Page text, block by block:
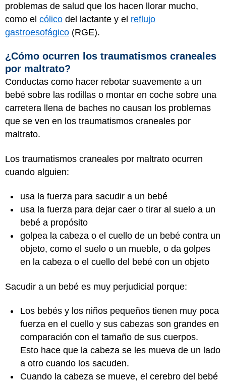
problemas de salud que los hacen llorar mucho,
como el cólico del lactante y el reflujo
gastroesofágico (RGE).
¿Cómo ocurren los traumatismos craneales
por maltrato?
Conductas como hacer rebotar suavemente a un
bebé sobre las rodillas o montar en coche sobre una
carretera llena de baches no causan los problemas
que se ven en los traumatismos craneales por
maltrato.
Los traumatismos craneales por maltrato ocurren
cuando alguien:
usa la fuerza para sacudir a un bebé
usa la fuerza para dejar caer o tirar al suelo a un
bebé a propósito
golpea la cabeza o el cuello de un bebé contra un
objeto, como el suelo o un mueble, o da golpes
en la cabeza o el cuello del bebé con un objeto
Sacudir a un bebé es muy perjudicial porque:
Los bebés y los niños pequeños tienen muy poca
fuerza en el cuello y sus cabezas son grandes en
comparación con el tamaño de sus cuerpos.
Esto hace que la cabeza se les mueva de un lado
a otro cuando los sacuden.
Cuando la cabeza se mueve, el cerebro del bebé